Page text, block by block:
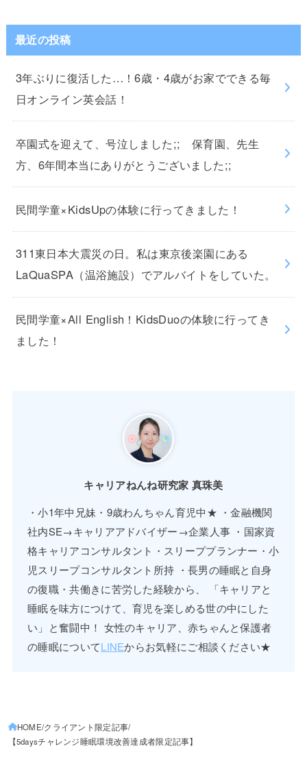
最近の投稿
3年ぶりに復活した…！6歳・4歳がお家でできる毎
日オンライン英会話！
卒園式を迎えて、号泣しました;; 保育園、先生
方、6年間本当にありがとうございました;;
民間学童×KidsUpの体験に行ってきました！
311東日本大震災の日。私は東京後楽園にある
LaQuaSPA（温浴施設）でアルバイトをしていた。
民間学童×All English！KidsDuoの体験に行ってき
ました！
キャリアねんね研究家 真珠美
・小1年中兄妹・9歳わんちゃん育児中★ ・金融機関
社内SE→キャリアアドバイザー→企業人事 ・国家資
格キャリアコンサルタント・スリーププランナー・小
児スリープコンサルタント所持 ・長男の睡眠と自身
の復職・共働きに苦労した経験から、 「キャリアと
睡眠を味方につけて、育児を楽しめる世の中にした
い」と奮闘中！ 女性のキャリア、赤ちゃんと保護者
の睡眠についてLINEからお気軽にご相談ください★
HOME クライアント限定記事
【5daysチャレンジ睡眠環境改善達成者限定記事】